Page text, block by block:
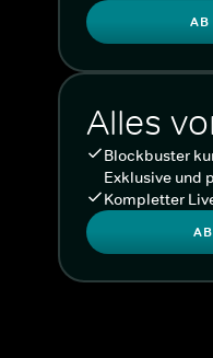
Alles
Blockbuster
Exklusive und
Kompletter